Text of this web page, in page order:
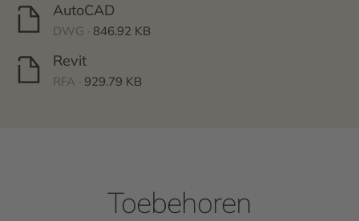
AutoCAD
DWG · 846.92 KB
Revit
RFA · 929.79 KB
Toebehoren